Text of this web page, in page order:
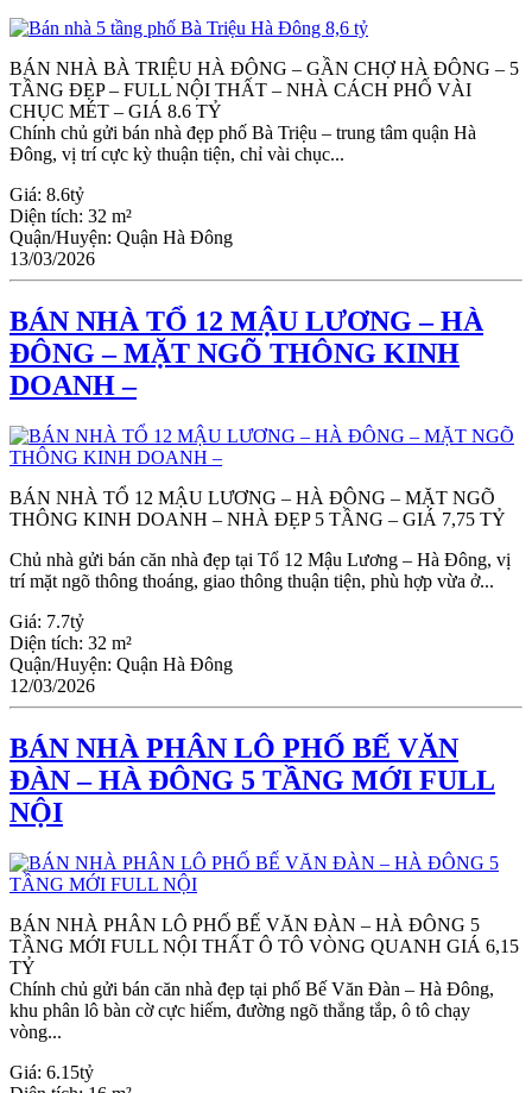
BÁN NHÀ BÀ TRIỆU HÀ ĐÔNG – GẦN CHỢ HÀ ĐÔNG – 5
TẦNG ĐẸP – FULL NỘI THẤT – NHÀ CÁCH PHỐ VÀI
CHỤC MÉT – GIÁ 8.6 TỶ
Chính chủ gửi bán nhà đẹp phố Bà Triệu – trung tâm quận Hà
Đông, vị trí cực kỳ thuận tiện, chỉ vài chục...
Giá: 8.6tỷ
Diện tích: 32 m²
Quận/Huyện: Quận Hà Đông
13/03/2026
BÁN NHÀ TỔ 12 MẬU LƯƠNG – HÀ
ĐÔNG – MẶT NGÕ THÔNG KINH
DOANH –
BÁN NHÀ TỔ 12 MẬU LƯƠNG – HÀ ĐÔNG – MẶT NGÕ
THÔNG KINH DOANH – NHÀ ĐẸP 5 TẦNG – GIÁ 7,75 TỶ
Chủ nhà gửi bán căn nhà đẹp tại Tổ 12 Mậu Lương – Hà Đông, vị
trí mặt ngõ thông thoáng, giao thông thuận tiện, phù hợp vừa ở...
Giá: 7.7tỷ
Diện tích: 32 m²
Quận/Huyện: Quận Hà Đông
12/03/2026
BÁN NHÀ PHÂN LÔ PHỐ BẾ VĂN
ĐÀN – HÀ ĐÔNG 5 TẦNG MỚI FULL
NỘI
BÁN NHÀ PHÂN LÔ PHỐ BẾ VĂN ĐÀN – HÀ ĐÔNG 5
TẦNG MỚI FULL NỘI THẤT Ô TÔ VÒNG QUANH GIÁ 6,15
TỶ
Chính chủ gửi bán căn nhà đẹp tại phố Bế Văn Đàn – Hà Đông,
khu phân lô bàn cờ cực hiếm, đường ngõ thẳng tắp, ô tô chạy
vòng...
Giá: 6.15tỷ